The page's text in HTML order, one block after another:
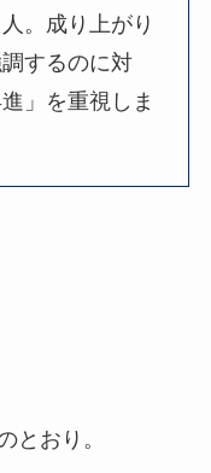
。成り上がり
するのに対
」を重視しま
とおり。